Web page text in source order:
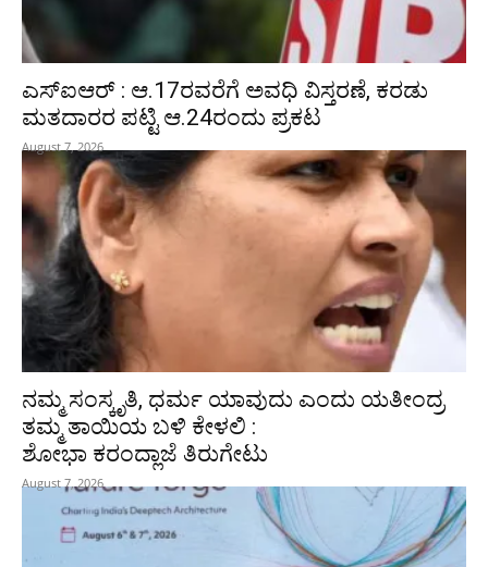
ಎಸ್‌ಐಆರ್‌ : ಆ.17ರವರೆಗೆ ಅವಧಿ ವಿಸ್ತರಣೆ, ಕರಡು
ಮತದಾರರ ಪಟ್ಟಿ ಆ.24ರಂದು ಪ್ರಕಟ
August 7, 2026
ನಮ್ಮ ಸಂಸ್ಕೃತಿ, ಧರ್ಮ ಯಾವುದು ಎಂದು ಯತೀಂದ್ರ
ತಮ್ಮ ತಾಯಿಯ ಬಳಿ ಕೇಳಲಿ :
ಶೋಭಾ ಕರಂದ್ಲಾಜೆ ತಿರುಗೇಟು
August 7, 2026